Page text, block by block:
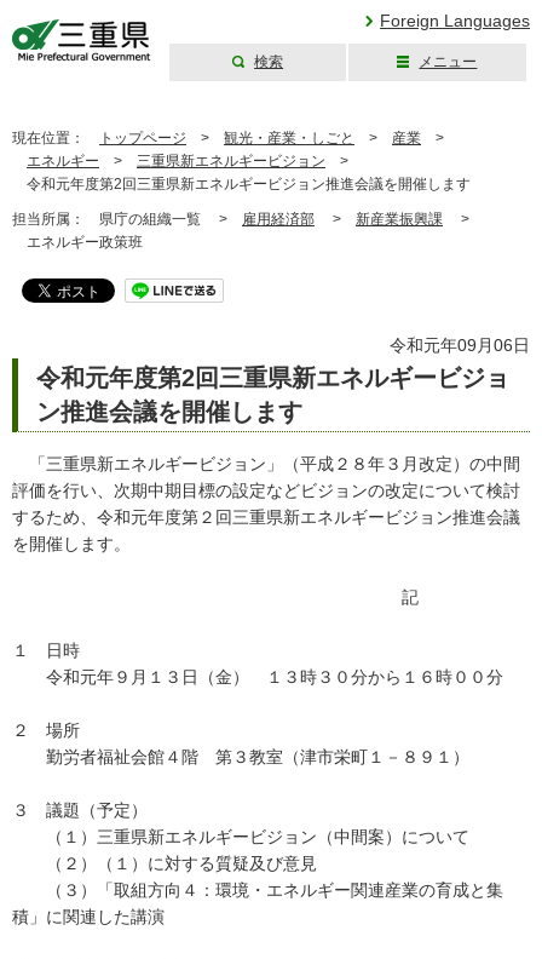
Foreign Languages
検索 メニュー
現在位置： トップページ > 観光・産業・しごと > 産業 >
エネルギー > 三重県新エネルギービジョン >
令和元年度第2回三重県新エネルギービジョン推進会議を開催します
担当所属： 県庁の組織一覧 > 雇用経済部 > 新産業振興課 >
エネルギー政策班
令和元年09月06日
令和元年度第2回三重県新エネルギービジョ
ン推進会議を開催します
「三重県新エネルギービジョン」（平成２８年３月改定）の中間
評価を行い、次期中期目標の設定などビジョンの改定について検討
するため、令和元年度第２回三重県新エネルギービジョン推進会議
を開催します。
記
１ 日時
令和元年９月１３日（金） １３時３０分から１６時００分
２ 場所
勤労者福祉会館４階 第３教室（津市栄町１－８９１）
３ 議題（予定）
（１）三重県新エネルギービジョン（中間案）について
（２）（１）に対する質疑及び意見
（３）「取組方向４：環境・エネルギー関連産業の育成と集
積」に関連した講演